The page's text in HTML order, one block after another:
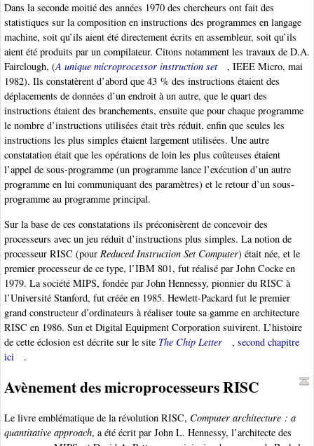
Dans la seconde moitié des années 1970 des chercheurs ont fait des
statistiques sur la composition en instructions des programmes en langage
machine, soit qu’ils aient été directement écrits en assembleur, soit qu’ils
aient été produits par un compilateur. Citons notamment les travaux de D.A.
Fairclough, (A unique microprocessor instruction set
, IEEE Micro, mai
1982). Ils constatèrent d’abord que 43 % des instructions étaient des
déplacements de données d’un endroit à un autre, que le quart des
instructions étaient des branchements, ensuite que pour chaque programme
le nombre d’instructions utilisées était très réduit, enfin que seules les
instructions les plus simples étaient largement utilisées. Une autre
constatation était que les opérations de loin les plus coûteuses étaient
l’appel de sous-programme (un programme lance l’exécution d’un autre
programme en lui communiquant des paramètres) et le retour d’un sous-
programme au programme principal.
Sur la base de ces constatations ils préconisèrent de concevoir des
processeurs avec un jeu réduit d’instructions plus simples. La notion de
processeur RISC (pour Reduced Instruction Set Computer) était née, et le
premier processeur de ce type, l’IBM 801, fut réalisé par John Cocke en
1979. La société MIPS, fondée par John Hennessy, pionnier du RISC à
l’Université Stanford, fut créée en 1985. Hewlett-Packard fut le premier
grand constructeur d’ordinateurs à réaliser toute sa gamme en architecture
RISC en 1986. Sun et Digital Equipment Corporation suivirent. L’histoire
de cette éclosion est décrite sur le site The Chip Letter , second chapitre
ici
.
Avènement des microprocesseurs RISC
Le livre emblématique de la révolution RISC, Computer architecture : a
quantitative approach, a été écrit par John L. Hennessy, l’architecte des